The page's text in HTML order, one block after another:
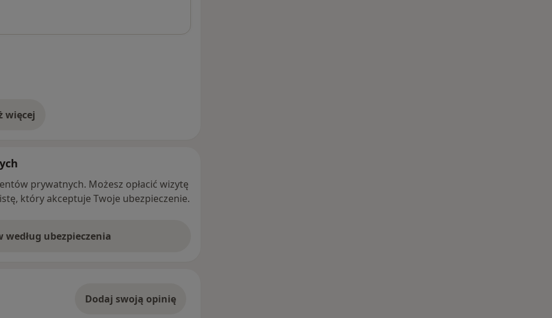
więcej
o adresie
prywatnych. Możesz opłacić wizytę
który akceptuje Twoje ubezpieczenie.
ubezpieczenia
Dodaj swoją opinię